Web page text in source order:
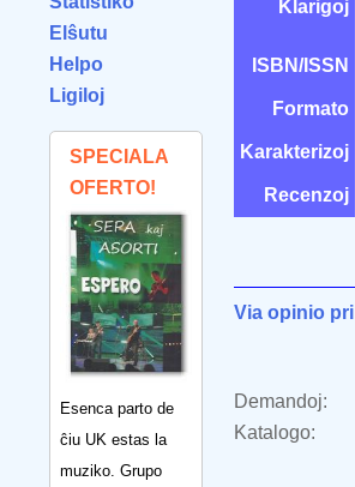
Elŝutu
Helpo
Ligiloj
SPECIALA
OFERTO!
Esenca parto de
ĉiu UK estas la
muziko. Grupo
Klarigoj
ISBN/ISSN
Formato
Karakterizoj
Recenzoj
Via opinio pri
Demandoj:
Katalogo: